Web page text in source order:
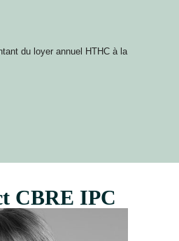
du loyer annuel HTHC à la
CBRE IPC